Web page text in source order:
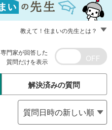
教えて！住まいの先生とは？
専門家が回答した
質問だけを表示
解決済みの質問